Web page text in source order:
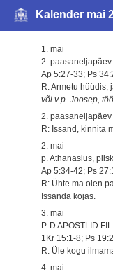
Kalender mai
1. mai
2. paasaneljapäev
Ap 5:27-33; Ps
R: Armetu hüüdis,
või v p. Joosep,
2. paasaneljapäev
R: Issand, kinnita
2. mai
p. Athanasius,
Ap 5:34-42; Ps
R: Ühte ma olen
Issanda kojas.
3. mai
P-D APOSTLID
1Kr 15:1-8; Ps
R: Üle kogu
4. mai